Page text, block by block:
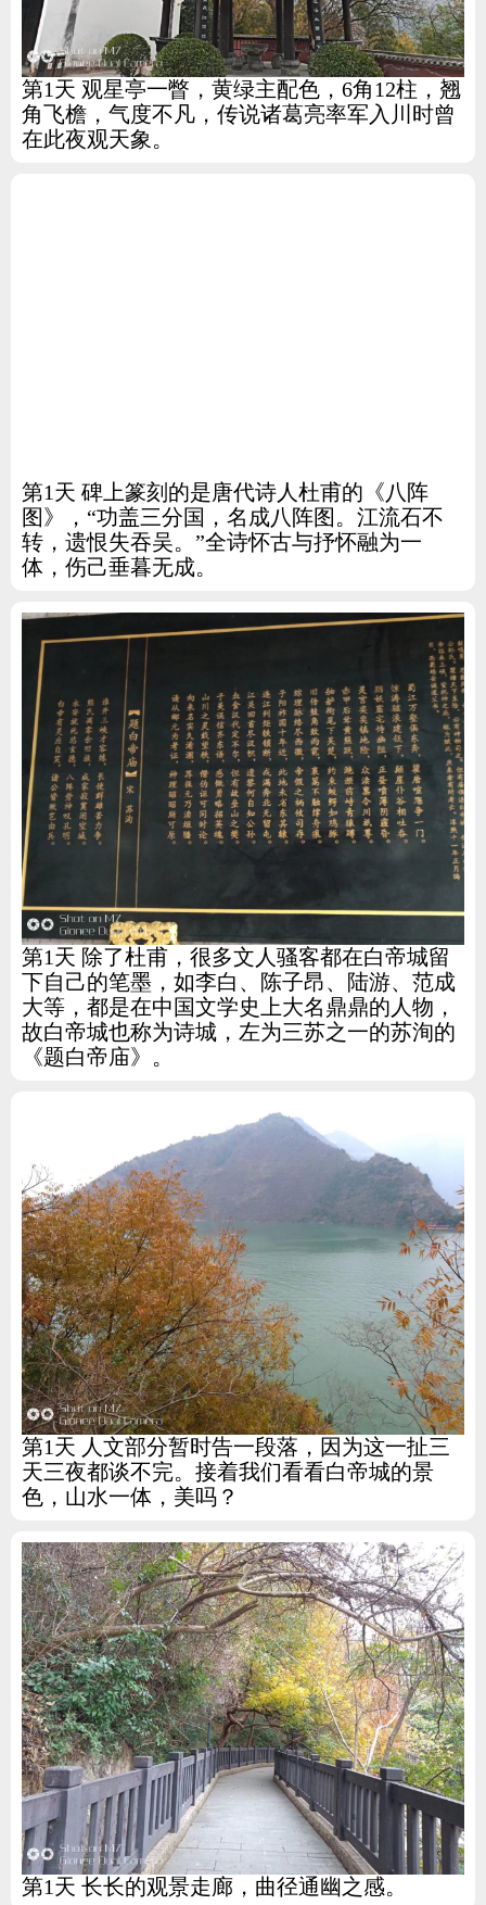
第1天 观星亭一瞥，黄绿主配色，6角12柱，翘
角飞檐，气度不凡，传说诸葛亮率军入川时曾
在此夜观天象。
第1天 碑上篆刻的是唐代诗人杜甫的《八阵
图》，“功盖三分国，名成八阵图。江流石不
转，遗恨失吞吴。”全诗怀古与抒怀融为一
体，伤己垂暮无成。
第1天 除了杜甫，很多文人骚客都在白帝城留
下自己的笔墨，如李白、陈子昂、陆游、范成
大等，都是在中国文学史上大名鼎鼎的人物，
故白帝城也称为诗城，左为三苏之一的苏洵的
《题白帝庙》。
第1天 人文部分暂时告一段落，因为这一扯三
天三夜都谈不完。接着我们看看白帝城的景
色，山水一体，美吗？
第1天 长长的观景走廊，曲径通幽之感。